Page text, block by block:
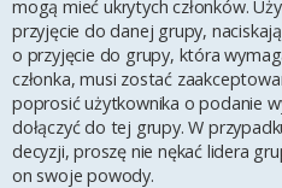
mogą mieć ukrytych członków.
przyjęcie do danej grupy,
o przyjęcie do grupy, która
członka, musi zostać
poprosić użytkownika o podanie
dołączyć do tej grupy. W
decyzji, proszę nie nękać lidera
on swoje powody.